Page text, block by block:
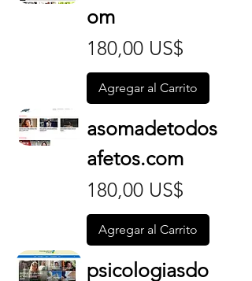
om
Precio
180,00 US$
Agregar al Carrito
asomadetodos
afetos.com
Precio
180,00 US$
Agregar al Carrito
psicologiasdo